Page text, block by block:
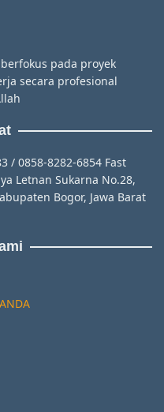
pada proyek
secara profesional
/ 0858-8282-6854 Fast
Letnan Sukarna No.28,
Bogor, Jawa Barat